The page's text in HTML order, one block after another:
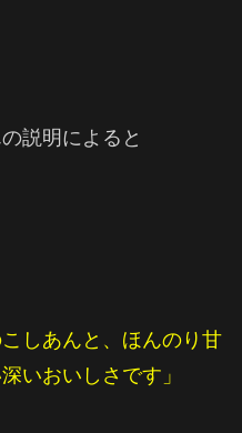
説明によると
しあんと、ほんのり甘
いおいしさです」